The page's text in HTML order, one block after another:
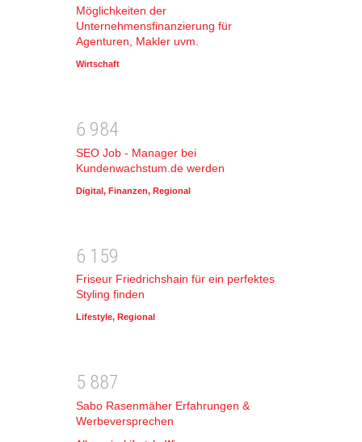
Möglichkeiten der
Unternehmensfinanzierung für
Agenturen, Makler uvm.
Wirtschaft
6 984
SEO Job - Manager bei
Kundenwachstum.de werden
Digital, Finanzen, Regional
6 1 59
Friseur Friedrichshain für ein perfektes
Styling finden
Lifestyle, Regional
5 887
Sabo Rasenmäher Erfahrungen &
Werbeversprechen